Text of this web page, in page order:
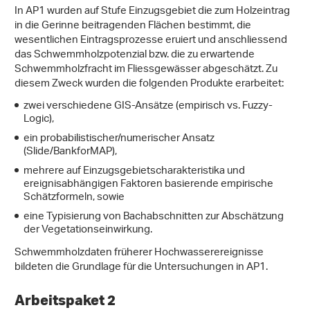
In AP1 wurden auf Stufe Einzugsgebiet die zum Holzeintrag
in die Gerinne beitragenden Flächen bestimmt, die
wesentlichen Eintragsprozesse eruiert und anschliessend
das Schwemmholzpotenzial bzw. die zu erwartende
Schwemmholzfracht im Fliessgewässer abgeschätzt. Zu
diesem Zweck wurden die folgenden Produkte erarbeitet:
zwei verschiedene GIS-Ansätze (empirisch vs. Fuzzy-
Logic),
ein probabilistischer/numerischer Ansatz
(Slide/BankforMAP),
mehrere auf Einzugsgebietscharakteristika und
ereignisabhängigen Faktoren basierende empirische
Schätzformeln, sowie
eine Typisierung von Bachabschnitten zur Abschätzung
der Vegetationseinwirkung.
Schwemmholzdaten früherer Hochwasserereignisse
bildeten die Grundlage für die Untersuchungen in AP1.
Arbeitspaket 2